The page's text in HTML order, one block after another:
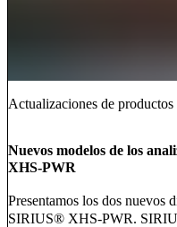
Actualizaciones de productos
Nuevos modelos de los
XHS-PWR
Presentamos los dos nuevos
SIRIUS® XHS-PWR.